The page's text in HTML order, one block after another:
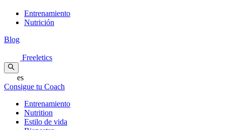
Entrenamiento
Nutrición
Blog
Freeletics
es
Consigue tu Coach
Entrenamiento
Nutrition
Estilo de vida